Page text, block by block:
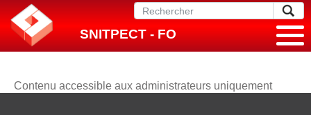
SNITPECT - FO
Contenu accessible aux administrateurs uniquement